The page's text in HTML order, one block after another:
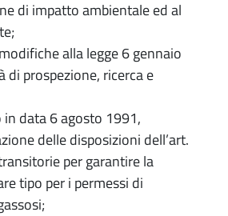
di impatto ambientale ed al
alla legge 6 gennaio
prospezione, ricerca e
data 6 agosto 1991,
delle disposizioni dell’art.
per garantire la
tipo per i permessi di